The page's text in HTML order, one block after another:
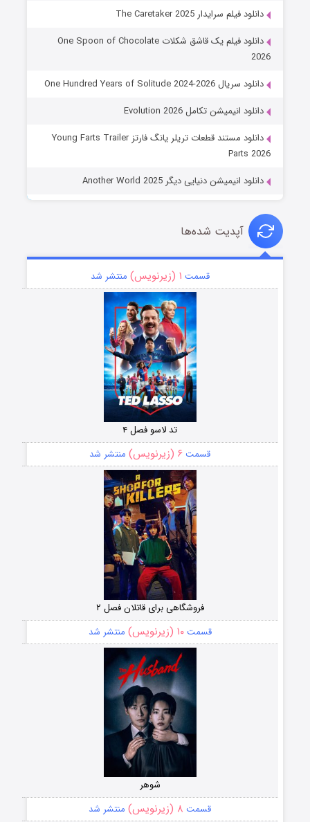
دانلود فیلم سرایدار The Caretaker 2025
دانلود فیلم یک قاشق شکلات One Spoon of Chocolate
2026
دانلود سریال One Hundred Years of Solitude 2024-2026
دانلود انیمیشن تکامل Evolution 2026
دانلود مستند قطعات تریلر یانگ فارتز Young Farts Trailer
Parts 2026
دانلود انیمیشن دنیایی دیگر Another World 2025
آپدیت شده‌ها
قسمت ۱ (زیرنویس) منتشر شد
تد لاسو فصل ۴
قسمت ۶ (زیرنویس) منتشر شد
فروشگاهی برای قاتلان فصل ۲
قسمت۱۰ (زیرنویس) منتشر شد
شوهر
قسمت ۸ (زیرنویس) منتشر شد